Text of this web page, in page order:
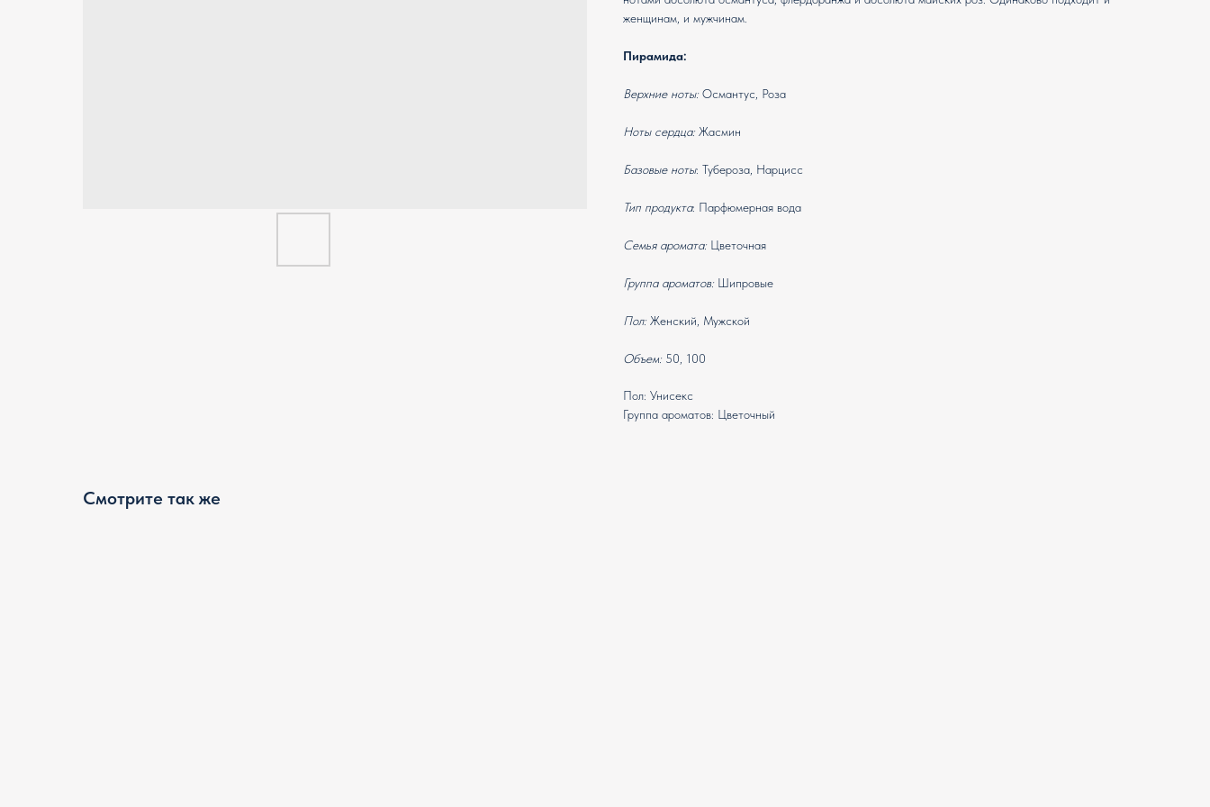
женщинам, и мужчинам.
Пирамида:
Верхние ноты:Османтус, Роза
Ноты сердца:Жасмин
Базовые ноты: Тубероза, Нарцисс
Тип продукта: Парфюмерная вода
Семья аромата:Цветочная
Группа ароматов:Шипровые
Пол:Женский, Мужской
Объем:50, 100
Пол: Унисекс
Группа ароматов: Цветочный
Смотрите так же